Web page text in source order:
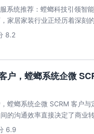
系统推荐：螳螂科技引领智
家居家装行业正经历着深刻
...
8.2
户，螳螂系统企微
螳螂系统企微 SCRM 客户
的沟通效率直接决定了商业
6.9